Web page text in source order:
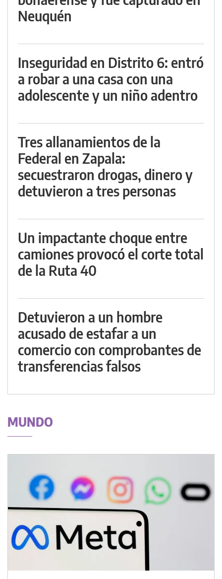
Neuquén
Inseguridad en Distrito 6: entró
a robar a una casa con una
adolescente y un niño adentro
Tres allanamientos de la
Federal en Zapala:
secuestraron drogas, dinero y
detuvieron a tres personas
Un impactante choque entre
camiones provocó el corte total
de la Ruta 40
Detuvieron a un hombre
acusado de estafar a un
comercio con comprobantes de
transferencias falsos
MUNDO